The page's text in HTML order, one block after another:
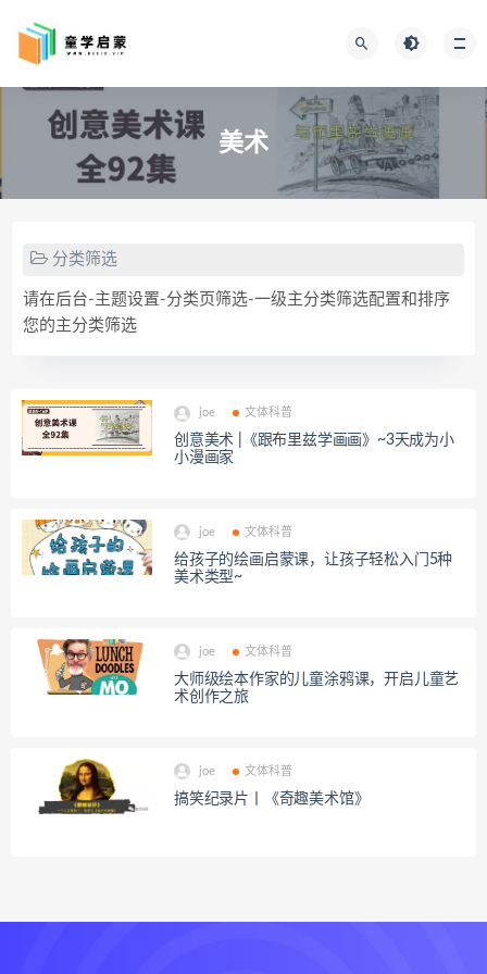
美术
分类筛选
请在后台-主题设置-分类页筛选-一级主分类筛选配置和排序
您的主分类筛选
joe 文体科普
创意美术 |《跟布里兹学画画》~3天成为小
小漫画家
joe 文体科普
给孩子的绘画启蒙课，让孩子轻松入门5种
美术类型~
joe 文体科普
大师级绘本作家的儿童涂鸦课，开启儿童艺
术创作之旅
joe 文体科普
搞笑纪录片丨《奇趣美术馆》